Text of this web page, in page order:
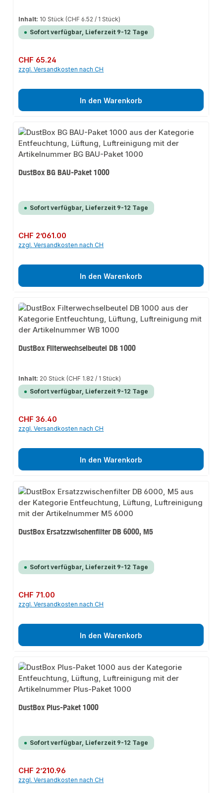
Inhalt: 10 Stück (CHF 6.52 / 1 Stück)
Sofort verfügbar, Lieferzeit 9-12 Tage
Regulärer Preis:
CHF 65.24
zzgl. Versandkosten nach CH
In den Warenkorb
DustBox BG BAU-Paket 1000
Sofort verfügbar, Lieferzeit 9-12 Tage
Regulärer Preis:
CHF 2’061.00
zzgl. Versandkosten nach CH
In den Warenkorb
DustBox Filterwechselbeutel DB 1000
Inhalt: 20 Stück (CHF 1.82 / 1 Stück)
Sofort verfügbar, Lieferzeit 9-12 Tage
Regulärer Preis:
CHF 36.40
zzgl. Versandkosten nach CH
In den Warenkorb
DustBox Ersatzzwischenfilter DB 6000, M5
Sofort verfügbar, Lieferzeit 9-12 Tage
Regulärer Preis:
CHF 71.00
zzgl. Versandkosten nach CH
In den Warenkorb
DustBox Plus-Paket 1000
Sofort verfügbar, Lieferzeit 9-12 Tage
Regulärer Preis:
CHF 2’210.96
zzgl. Versandkosten nach CH